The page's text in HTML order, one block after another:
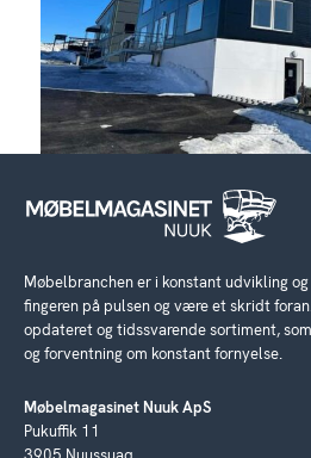
Møbelbranchen er i konstant udvikling
fingeren på pulsen og være et skridt
opdateret og tidssvarende sortiment,
og forventning om konstant fornyelse.
Møbelmagasinet Nuuk ApS
Pukuffik 11